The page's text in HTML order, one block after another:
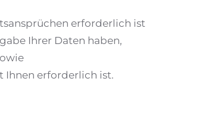
erforderlich ist
Ihrer Daten haben,
Ihnen erforderlich ist.